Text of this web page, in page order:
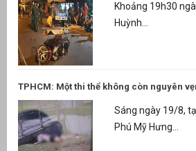
Khoảng 19h30
Huỳnh...
TPHCM: Một thi thể không còn nguyên
Sáng ngày 19/8,
Phú Mỹ Hưng...